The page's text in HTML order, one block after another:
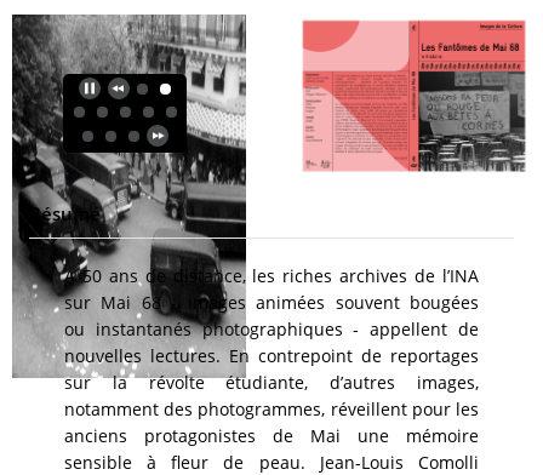
Résumé
A 50 ans de distance, les riches archives de l’INA
sur Mai 68 - images animées souvent bougées
ou instantanés photographiques - appellent de
nouvelles lectures. En contrepoint de reportages
sur la révolte étudiante, d’autres images,
notamment des photogrammes, réveillent pour les
anciens protagonistes de Mai une mémoire
sensible à fleur de peau. Jean-Louis Comolli